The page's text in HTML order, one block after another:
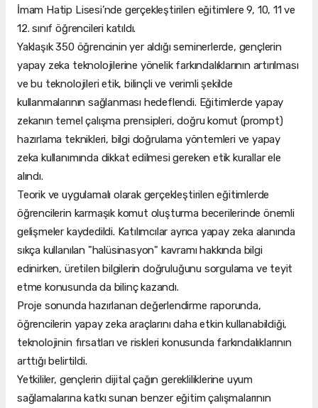
İmam Hatip Lisesi’nde gerçekleştirilen eğitimlere 9, 10, 11 ve
12. sınıf öğrencileri katıldı.
Yaklaşık 350 öğrencinin yer aldığı seminerlerde, gençlerin
yapay zeka teknolojilerine yönelik farkındalıklarının artırılması
ve bu teknolojileri etik, bilinçli ve verimli şekilde
kullanmalarının sağlanması hedeflendi. Eğitimlerde yapay
zekanın temel çalışma prensipleri, doğru komut (prompt)
hazırlama teknikleri, bilgi doğrulama yöntemleri ve yapay
zeka kullanımında dikkat edilmesi gereken etik kurallar ele
alındı.
Teorik ve uygulamalı olarak gerçekleştirilen eğitimlerde
öğrencilerin karmaşık komut oluşturma becerilerinde önemli
gelişmeler kaydedildi. Katılımcılar ayrıca yapay zeka alanında
sıkça kullanılan "halüsinasyon" kavramı hakkında bilgi
edinirken, üretilen bilgilerin doğruluğunu sorgulama ve teyit
etme konusunda da bilinç kazandı.
Proje sonunda hazırlanan değerlendirme raporunda,
öğrencilerin yapay zeka araçlarını daha etkin kullanabildiği,
teknolojinin fırsatları ve riskleri konusunda farkındalıklarının
arttığı belirtildi.
Yetkililer, gençlerin dijital çağın gerekliliklerine uyum
sağlamalarına katkı sunan benzer eğitim çalışmalarının